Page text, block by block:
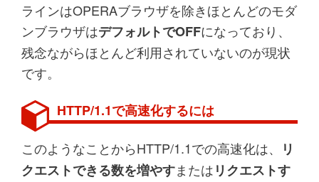
ラインはOPERAブラウザを除きほとんどのモダ
ンブラウザはデフォルトでOFFになっており、
残念ながらほとんど利用されていないのが現状
です。
HTTP/1.1で高速化するには
このようなことからHTTP/1.1での高速化は、
リ
クエストできる数を増やすまたはリクエストす